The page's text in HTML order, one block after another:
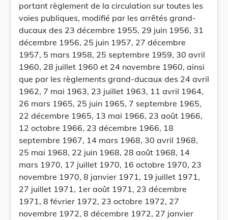
portant règlement de la circulation sur toutes les
voies publiques, modifié par les arrêtés grand-
ducaux des 23 décembre 1955, 29 juin 1956, 31
décembre 1956, 25 juin 1957, 27 décembre
1957, 5 mars 1958, 25 septembre 1959, 30 avril
1960, 28 juillet 1960 et 24 novembre 1960, ainsi
que par les règlements grand-ducaux des 24 avril
1962, 7 mai 1963, 23 juillet 1963, 11 avril 1964,
26 mars 1965, 25 juin 1965, 7 septembre 1965,
22 décembre 1965, 13 mai 1966, 23 août 1966,
12 octobre 1966, 23 décembre 1966, 18
septembre 1967, 14 mars 1968, 30 avril 1968,
25 mai 1968, 22 juin 1968, 28 août 1968, 14
mars 1970, 17 juillet 1970, 16 octobre 1970, 23
novembre 1970, 8 janvier 1971, 19 juillet 1971,
27 juillet 1971, 1er août 1971, 23 décembre
1971, 8 février 1972, 23 octobre 1972, 27
novembre 1972, 8 décembre 1972, 27 janvier